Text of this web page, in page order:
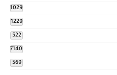
1029
1229
522
7140
569